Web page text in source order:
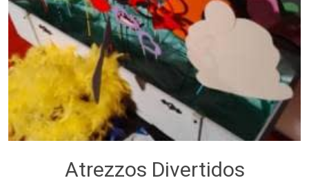
Atrezzos Divertidos